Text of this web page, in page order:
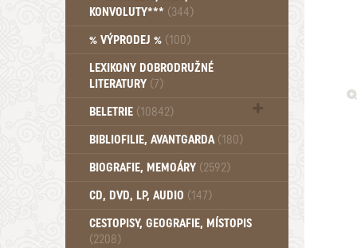
KONVOLUTY*** (344)
% VÝPRODEJ % (100)
LEXIKONY DOBRODRUŽNÉ
LITERATURY (7)
BELETRIE (10842)
Beletrie - Historická (1388)
Beletrie - Povídky (1758)
Beletrie - Válečné romány (489)
Beletrie - Ženské a dívčí romány
(1522)
BIBLIOFILIE, AVANTGARDA (180)
BIOGRAFIE, MEMOÁRY (2592)
CD, DVD, LP, AUDIO (147)
CESTOPISY, GEOGRAFIE, MÍSTOPIS
(2208)